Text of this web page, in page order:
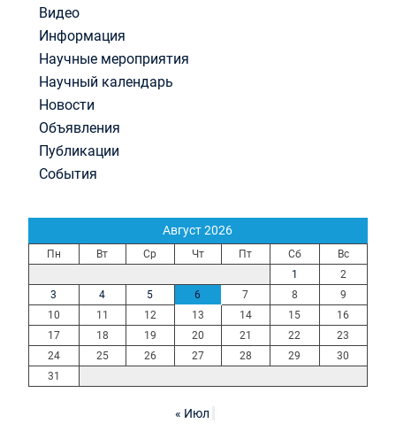
Видео
Информация
Научные мероприятия
Научный календарь
Новости
Объявления
Публикации
События
Август 2026
Пн Вт Ср Чт Пт Сб
Вс
1
2
3
4 5 6 7 8
9
10
11 12 13 14 15
16
17
18 19 20 21 22
23
24
25 26 27 28 29
30
31
« Июл